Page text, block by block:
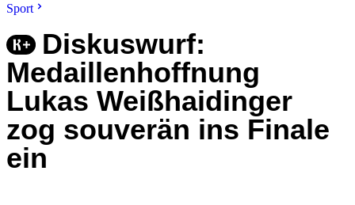
Sport
Diskuswurf:
Medaillenhoffnung
Lukas Weißhaidinger
zog souverän ins Finale
ein